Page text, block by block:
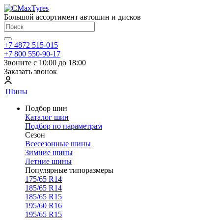
Большой ассортимент автошин и дисков
+7 4872 515-015
+7 800 550-90-17
Звоните с 10:00 до 18:00
Заказать звонок
Шины
Подбор шин
Каталог шин
Подбор по параметрам
Сезон
Всесезонные шины
Зимние шины
Летние шины
Популярные типоразмеры
175/65 R14
185/65 R14
185/65 R15
195/60 R16
195/65 R15